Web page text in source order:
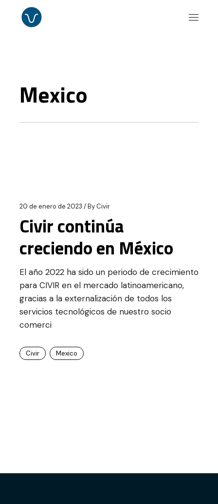
content
Mexico
20 de enero de 2023 ByCivir
Civir continúa
creciendo en México
El año 2022 ha sido un periodo de crecimiento
para CIVIR en el mercado latinoamericano,
gracias a la externalización de todos los
servicios tecnológicos de nuestro socio
comerci
Civir Mexico